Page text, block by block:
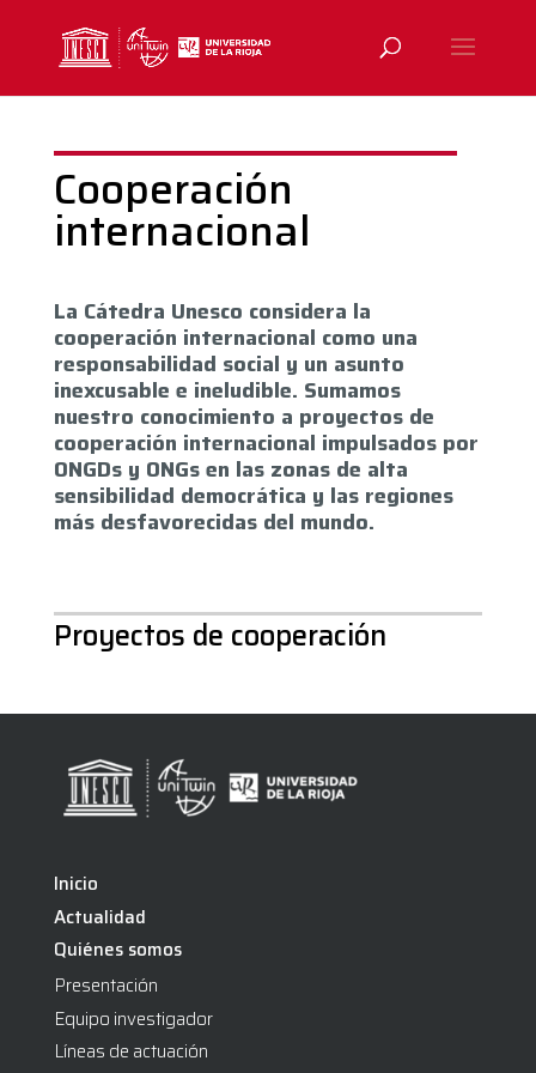
Cooperación
internacional
La Cátedra Unesco considera la
cooperación internacional como una
responsabilidad social y un asunto
inexcusable e ineludible. Sumamos
nuestro conocimiento a proyectos de
cooperación internacional impulsados por
ONGDs y ONGs en las zonas de alta
sensibilidad democrática y las regiones
más desfavorecidas del mundo.
Proyectos de cooperación
Inicio
Actualidad
Quiénes somos
Presentación
Equipo investigador
Líneas de actuación